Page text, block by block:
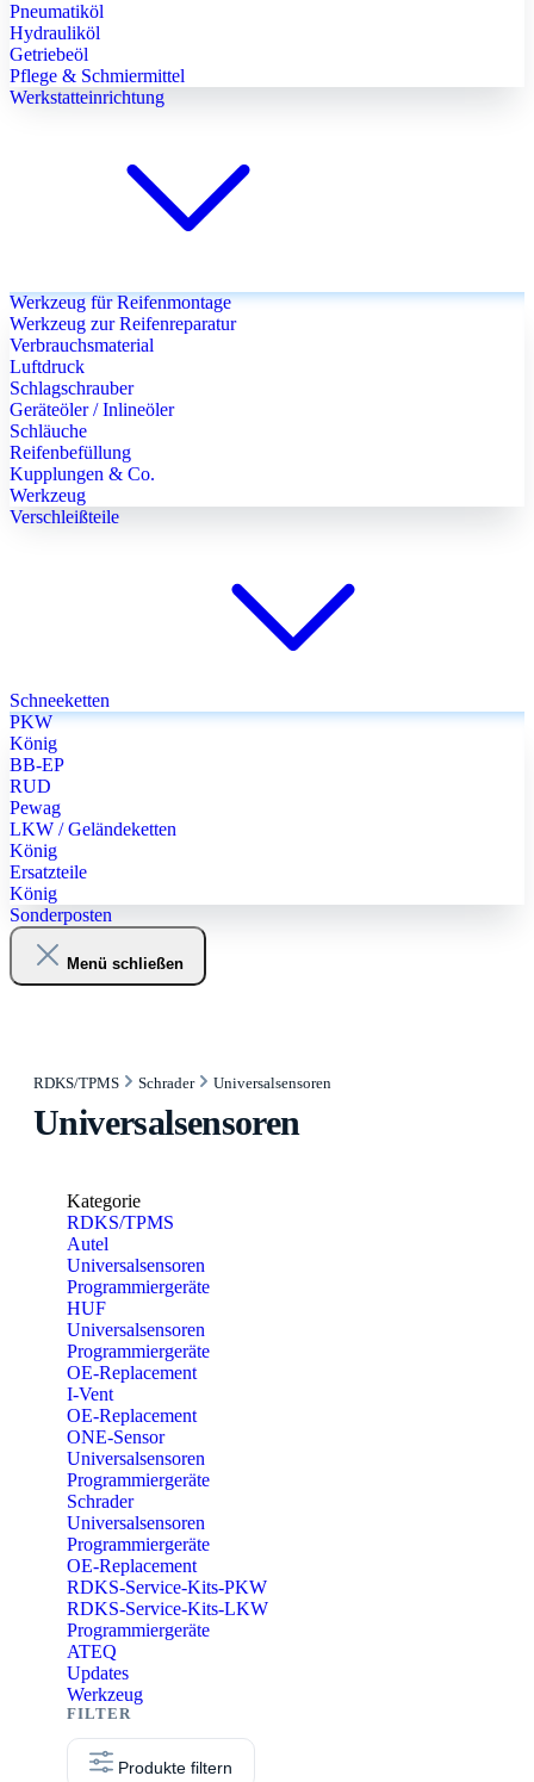
Pneumatiköl
Hydrauliköl
Getriebeöl
Pflege & Schmiermittel
Werkstatteinrichtung
Werkzeug für Reifenmontage
Werkzeug zur Reifenreparatur
Verbrauchsmaterial
Luftdruck
Schlagschrauber
Geräteöler / Inlineöler
Schläuche
Reifenbefüllung
Kupplungen & Co.
Werkzeug
Verschleißteile
Schneeketten
PKW
König
BB-EP
RUD
Pewag
LKW / Geländeketten
König
Ersatzteile
König
Sonderposten
Menü schließen
RDKS/TPMS Schrader Universalsensoren
Universalsensoren
Kategorie
RDKS/TPMS
Autel
Universalsensoren
Programmiergeräte
HUF
Universalsensoren
Programmiergeräte
OE-Replacement
I-Vent
OE-Replacement
ONE-Sensor
Universalsensoren
Programmiergeräte
Schrader
Universalsensoren
Programmiergeräte
OE-Replacement
RDKS-Service-Kits-PKW
RDKS-Service-Kits-LKW
Programmiergeräte
ATEQ
Updates
Werkzeug
Produkte filtern